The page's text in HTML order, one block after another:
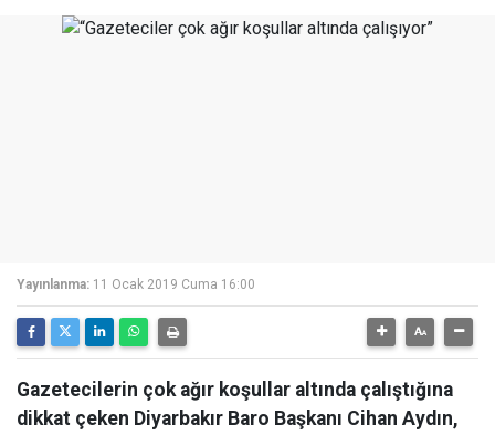
Yayınlanma: 11 Ocak 2019 Cuma 16:00
Gazetecilerin çok ağır koşullar altında çalıştığına
dikkat çeken Diyarbakır Baro Başkanı Cihan Aydın,